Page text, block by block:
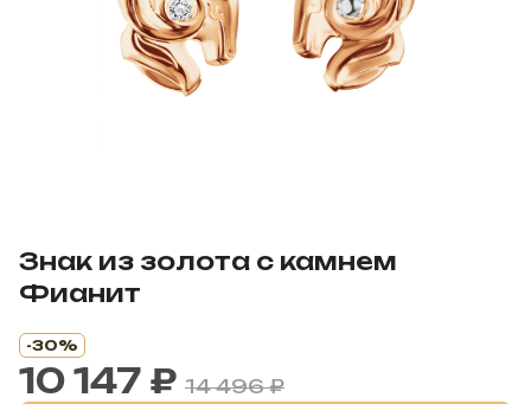
Знак из золота с камнем
Фианит
-30%
10 147 ₽ 14 496 ₽